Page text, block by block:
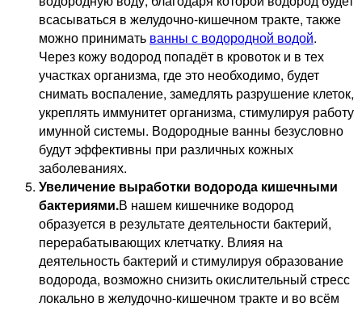
всасываться в желудочно-кишечном тракте, также
можно принимать ванны с водородной водой.
Через кожу водород попадёт в кровоток и в тех
участках организма, где это необходимо, будет
снимать воспаление, замедлять разрушение клеток,
укреплять иммунитет организма, стимулируя работу
имунной системы. Водородные ванны безусловно
будут эффективны при различных кожных
заболеваниях.
Увеличение выработки водорода кишечными
бактериями.В нашем кишечнике водород
образуется в результате деятельности бактерий,
перерабатывающих клетчатку. Влияя на
деятельность бактерий и стимулируя образование
водорода, возможно снизить окислительный стресс
локально в желудочно-кишечном тракте и во всём